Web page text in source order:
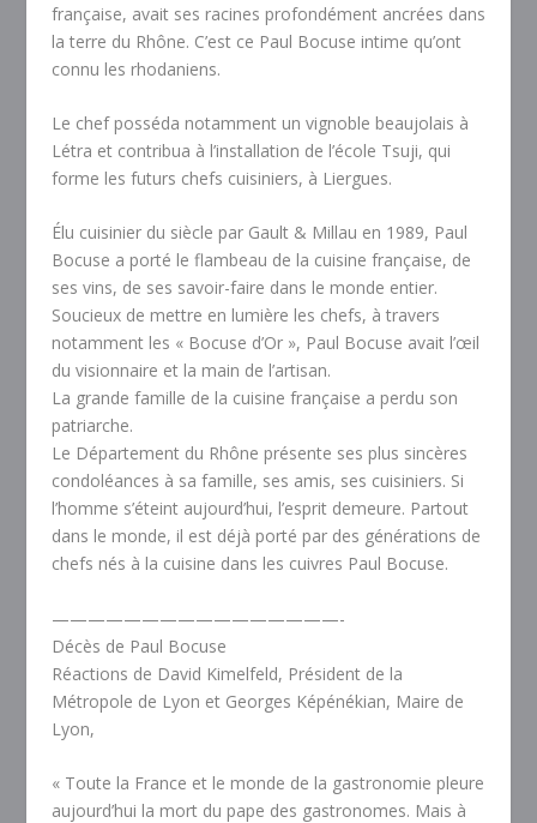
française, avait ses racines profondément ancrées dans
la terre du Rhône. C’est ce Paul Bocuse intime qu’ont
connu les rhodaniens.
Le chef posséda notamment un vignoble beaujolais à
Létra et contribua à l’installation de l’école Tsuji, qui
forme les futurs chefs cuisiniers, à Liergues.
Élu cuisinier du siècle par Gault & Millau en 1989, Paul
Bocuse a porté le flambeau de la cuisine française, de
ses vins, de ses savoir-faire dans le monde entier.
Soucieux de mettre en lumière les chefs, à travers
notamment les « Bocuse d’Or », Paul Bocuse avait l’œil
du visionnaire et la main de l’artisan.
La grande famille de la cuisine française a perdu son
patriarche.
Le Département du Rhône présente ses plus sincères
condoléances à sa famille, ses amis, ses cuisiniers. Si
l’homme s’éteint aujourd’hui, l’esprit demeure. Partout
dans le monde, il est déjà porté par des générations de
chefs nés à la cuisine dans les cuivres Paul Bocuse.
————————————————-
Décès de Paul Bocuse
Réactions de David Kimelfeld, Président de la
Métropole de Lyon et Georges Képénékian, Maire de
Lyon,
« Toute la France et le monde de la gastronomie pleure
aujourd’hui la mort du pape des gastronomes. Mais à